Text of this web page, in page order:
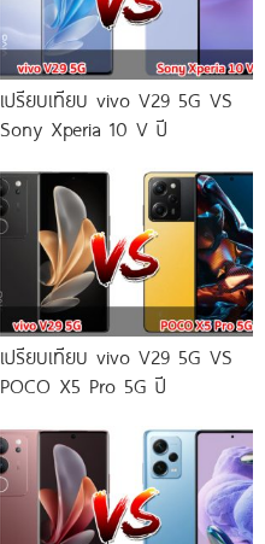
เปรียบเทียบ vivo V29 5G VS
Sony Xperia 10 V ปี
เปรียบเทียบ vivo V29 5G VS
POCO X5 Pro 5G ปี